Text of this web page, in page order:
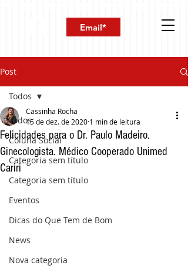
Post
Todos
Coluna Social
Categoria sem título
Categoria sem título
Eventos
Dicas do Que Tem de Bom
News
Nova categoria
Todos
Felicidades para o Dr. Paulo Madeiro.
Ginecologista. Médico Cooperado Unimed
Cariri
Cassinha Rocha
15 de dez. de 2020 1 min de leitura